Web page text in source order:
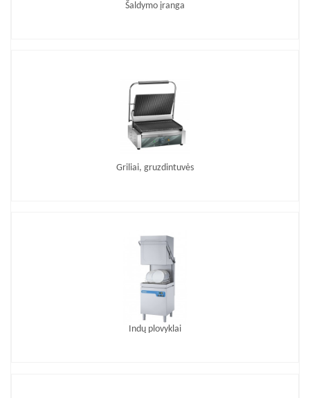
Šaldymo įranga
Griliai, gruzdintuvės
Indų plovyklai